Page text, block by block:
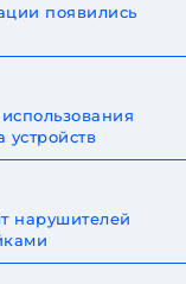
появились
нарушителей